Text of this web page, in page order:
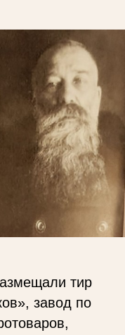
тир
завод по